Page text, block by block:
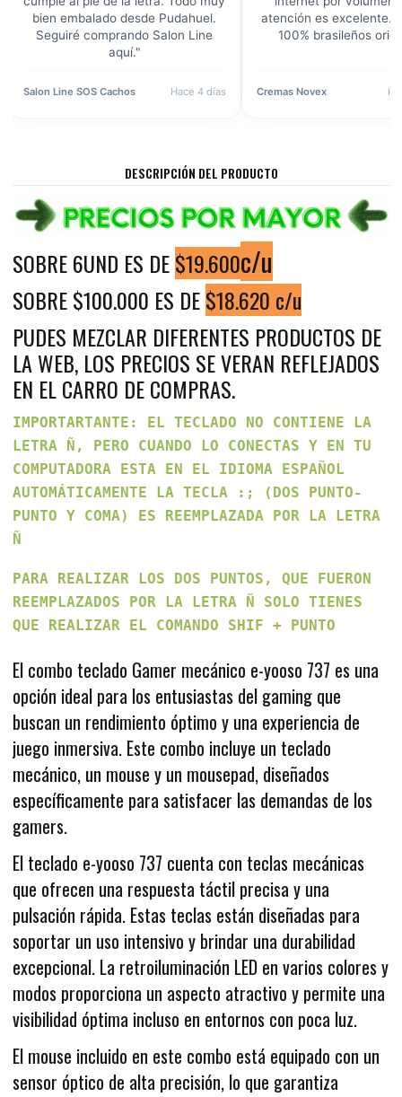
atención es excelente. Productos
100% brasileños originales."
Cremas Novex Hace 1 semana
ninguna otra distribuidora.
en perfecto estado a Viña
Shampoo Griffus Hace
DESCRIPCIÓN DEL PRODUCTO
SOBRE 6UND ES DE$19.600c/u
SOBRE $100.000 ES DE$18.620 c/u
PUDES MEZCLAR DIFERENTES PRODUCTOS DE
LA WEB, LOS PRECIOS SE VERAN REFLEJADOS
EN EL CARRO DE COMPRAS.
IMPORTARTANTE: EL TECLADO NO CONTIENE LA
LETRA Ñ, PERO CUANDO LO CONECTAS Y EN TU
COMPUTADORA ESTA EN EL IDIOMA ESPAÑOL
AUTOMÁTICAMENTE LA TECLA :; (DOS PUNTO-
PUNTO Y COMA) ES REEMPLAZADA POR LA LETRA
Ñ
PARA REALIZAR LOS DOS PUNTOS, QUE FUERON
REEMPLAZADOS POR LA LETRA Ñ SOLO TIENES
QUE REALIZAR EL COMANDO SHIF + PUNTO
El combo teclado Gamer mecánico e-yooso 737 es una
opción ideal para los entusiastas del gaming que
buscan un rendimiento óptimo y una experiencia de
juego inmersiva. Este combo incluye un teclado
mecánico, un mouse y un mousepad, diseñados
específicamente para satisfacer las demandas de los
gamers.
El teclado e-yooso 737 cuenta con teclas mecánicas
que ofrecen una respuesta táctil precisa y una
pulsación rápida. Estas teclas están diseñadas para
soportar un uso intensivo y brindar una durabilidad
excepcional. La retroiluminación LED en varios colores y
modos proporciona un aspecto atractivo y permite una
visibilidad óptima incluso en entornos con poca luz.
El mouse incluido en este combo está equipado con un
sensor óptico de alta precisión, lo que garantiza